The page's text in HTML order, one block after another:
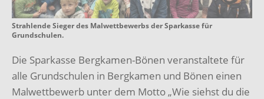
Strahlende Sieger des Malwettbewerbs der Sparkasse für
Grundschulen.
Die Sparkasse Bergkamen-Bönen veranstaltete für
alle Grundschulen in Bergkamen und Bönen einen
Malwettbewerb unter dem Motto „Wie siehst du die